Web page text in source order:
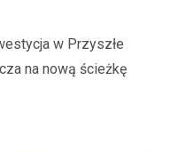
w Przyszłe
na nową ścieżkę